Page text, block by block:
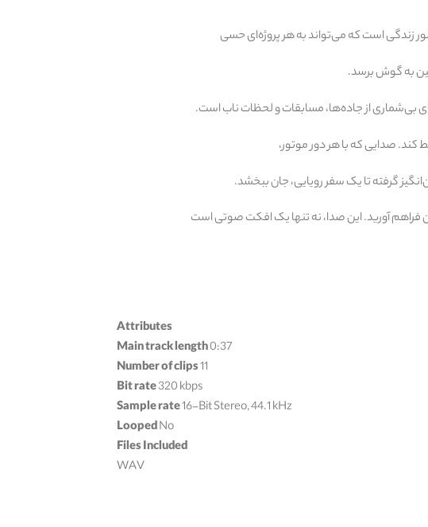
زندگی است که می‌تواند به هر پروژه‌ای حسی
به گوش برسد.
بی‌شماری از جاده‌ها، مسابقات و لحظات ناب است.
صدایی که با هر دور موتور،
گرفته تا یک سفر رویایی، جان ببخشد.
فراهم آورید. این صدا، نه تنها یک افکت صوتی است
Attributes
Main track length0:37
Number of clips11
Bit rate320 kbps
Sample rate16-Bit Stereo, 44.1 kHz
LoopedNo
Files Included
WAV